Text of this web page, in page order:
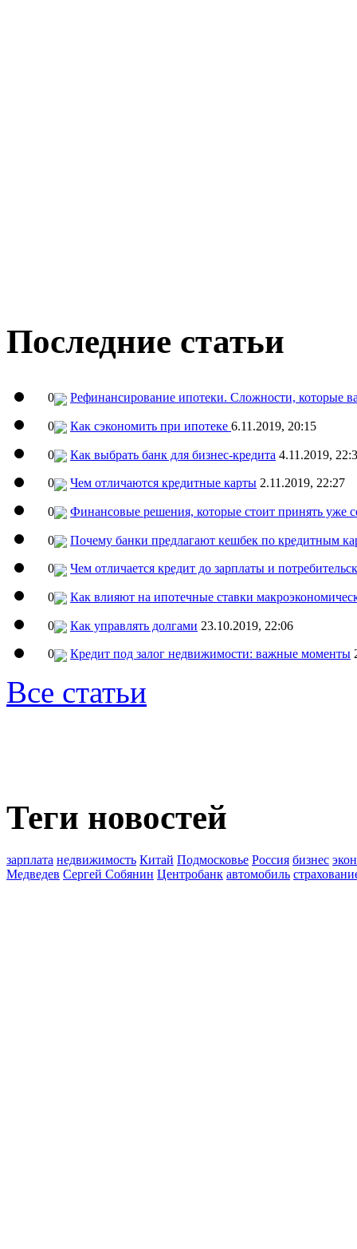
Последние статьи
0 Рефинансирование ипотеки. Сложности, которые
0 Как сэкономить при ипотеке 6.11.2019, 20:15
0 Как выбрать банк для бизнес-кредита 4.11.2019,
0 Чем отличаются кредитные карты 2.11.2019, 22:27
0 Финансовые решения, которые стоит принять уже
0 Почему банки предлагают кешбек по кредитным
0 Чем отличается кредит до зарплаты и
0 Как влияют на ипотечные ставки
0 Как управлять долгами 23.10.2019, 22:06
0 Кредит под залог недвижимости: важные моменты
Все статьи
Теги новостей
зарплата недвижимость Китай Подмосковье Россия бизнес
Медведев Сергей Собянин Центробанк автомобиль